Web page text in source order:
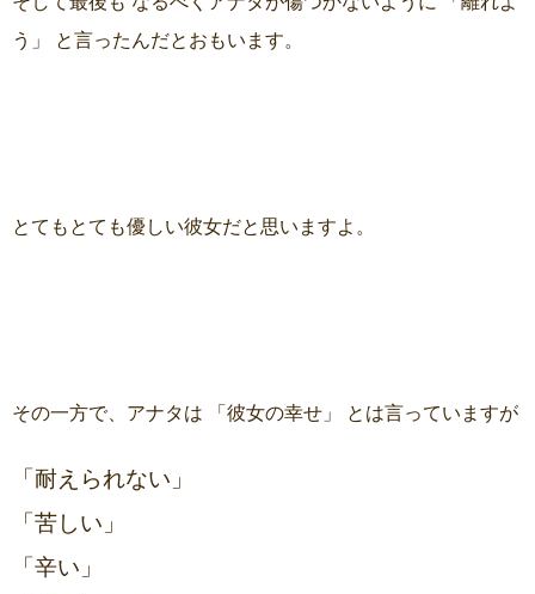
う」 と言ったんだとおもいます。
とてもとても優しい彼女だと思いますよ。
その一方で、アナタは 「彼女の幸せ」 とは言っていますが
「耐えられない」
「苦しい」
「辛い」